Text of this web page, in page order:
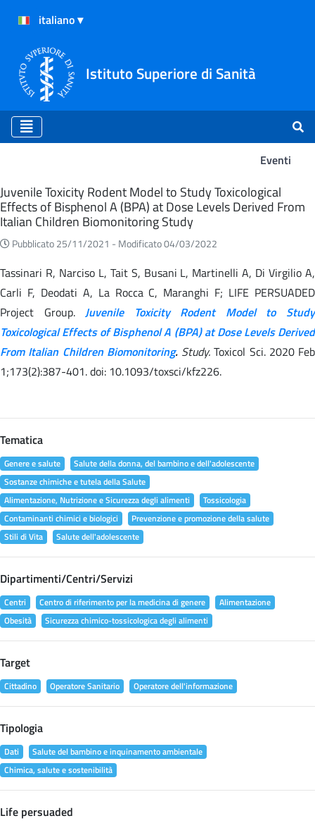
Istituto Superiore di Sanità
Eventi
Eventi
Juvenile Toxicity Rodent Model to Study Toxicological
Effects of Bisphenol A (BPA) at Dose Levels Derived From
Italian Children Biomonitoring Study
Pubblicato 25/11/2021 - Modificato 04/03/2022
Tassinari R, Narciso L, Tait S, Busani L, Martinelli A, Di Virgilio A,
Carli F, Deodati A, La Rocca C, Maranghi F; LIFE PERSUADED
Project Group.Juvenile Toxicity Rodent Model to Study
Toxicological Effects of Bisphenol A (BPA) at Dose Levels Derived
From Italian Children Biomonitoring.Study. Toxicol Sci. 2020 Feb
1;173(2):387-401. doi: 10.1093/toxsci/kfz226.
Tematica
Genere e salute
Salute della donna, del bambino e dell'adolescente
Sostanze chimiche e tutela della Salute
Alimentazione, Nutrizione e Sicurezza degli alimenti
Tossicologia
Contaminanti chimici e biologici
Prevenzione e promozione della salute
Stili di Vita
Salute dell'adolescente
Dipartimenti/Centri/Servizi
Centri Centro di riferimento per la medicina di genere
Alimentazione
Obesità
Sicurezza chimico-tossicologica degli alimenti
Target
Cittadino Operatore Sanitario Operatore dell'informazione
Tipologia
Dati
Salute del bambino e inquinamento ambientale
Chimica, salute e sostenibilità
Life persuaded